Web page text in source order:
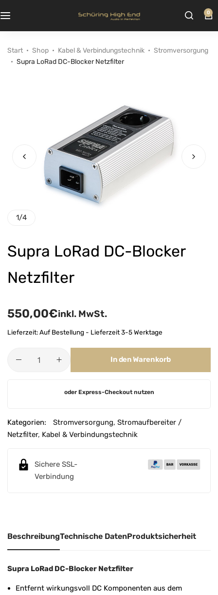
0
Start Shop Kabel & Verbindungstechnik
Stromversorgung
Supra LoRad DC-Blocker Netzfilter
1/4
Supra LoRad DC-Blocker
Netzfilter
550,00€inkl. MwSt.
Lieferzeit:Auf Bestellung - Lieferzeit 3-5 Werktage
In den Warenkorb
e
r
oder Express-Checkout nutzen
Kategorien: Stromversorgung, Stromaufbereiter /
Netzfilter, Kabel & Verbindungstechnik
Sichere SSL-
Verbindung
BeschreibungTechnische DatenProduktsicherheit
Supra LoRad DC-Blocker Netzfilter
Entfernt wirkungsvoll DC Komponenten aus dem